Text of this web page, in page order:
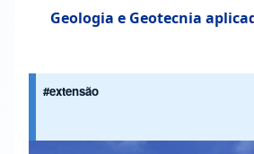
Geologia e Geotecnia
#extensão